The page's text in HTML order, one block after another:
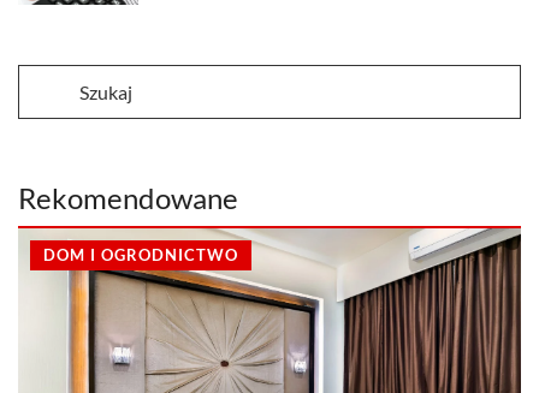
Rekomendowane
DOM I OGRODNICTWO